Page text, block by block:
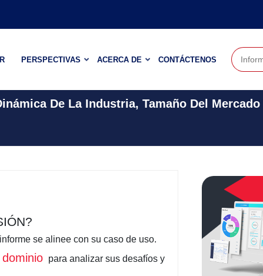
PERSPECTIVAS ACERCA DE CONTÁCTENOS
De La Industria, Tamaño Del
se alinee con su caso de uso.
para analizar sus desafíos y